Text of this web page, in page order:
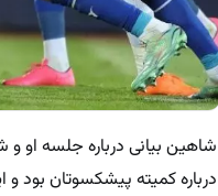
شاهین بیانی درباره جلسه او
درباره کمیته پیشکسوتان بود